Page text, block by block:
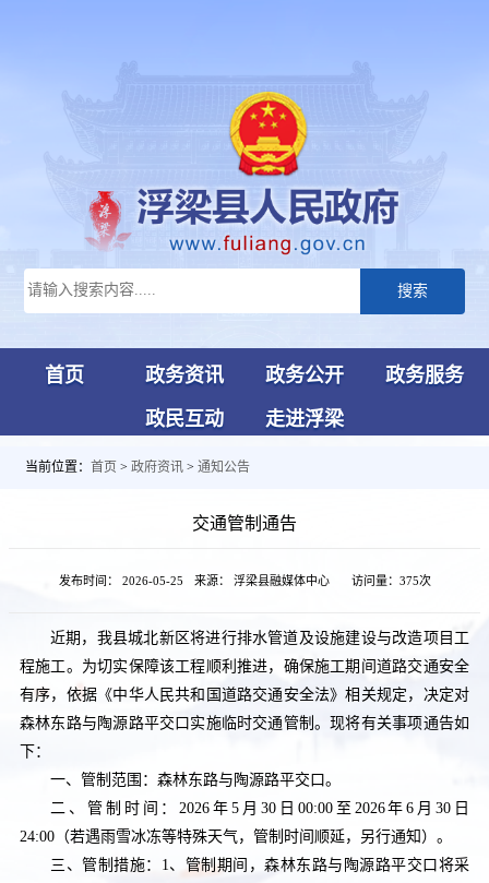
搜索
首页 政务资讯 政务公开
政务服务
政民互动
走进浮梁
当前位置： 首页 > 政府资讯 > 通知公告
交通管制通告
发布时间： 2026-05-25 来源： 浮梁县融媒体中心 访问量： 375次
近期，我县城北新区将进行排水管道及设施建设与改造项目工
程施工。为切实保障该工程顺利推进，确保施工期间道路交通安全
有序，依据《中华人民共和国道路交通安全法》相关规定，决定对
森林东路与陶源路平交口实施临时交通管制。现将有关事项通告如
下：
一、管制范围：森林东路与陶源路平交口。
二、管制时间：2026年5月30日00:00至2026年6月30日
24:00（若遇雨雪冰冻等特殊天气，管制时间顺延，另行通知）。
三、管制措施：1、管制期间，森林东路与陶源路平交口将采